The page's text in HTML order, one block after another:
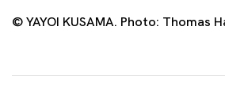
© YAYOI KUSAMA. Photo: Thomas